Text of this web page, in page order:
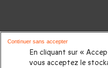
En cliquant sur «
vous acceptez le
Continuer sans accepter